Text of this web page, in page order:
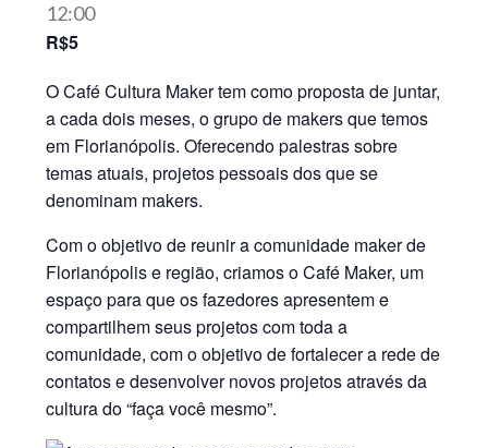
12:00
R$5
O Café Cultura Maker tem como proposta de juntar,
a cada dois meses, o grupo de makers que temos
em Florianópolis. Oferecendo palestras sobre
temas atuais, projetos pessoais dos que se
denominam makers.
Com o objetivo de reunir a comunidade maker de
Florianópolis e região, criamos o Café Maker, um
espaço para que os fazedores apresentem e
compartilhem seus projetos com toda a
comunidade, com o objetivo de fortalecer a rede de
contatos e desenvolver novos projetos através da
cultura do “faça você mesmo”.